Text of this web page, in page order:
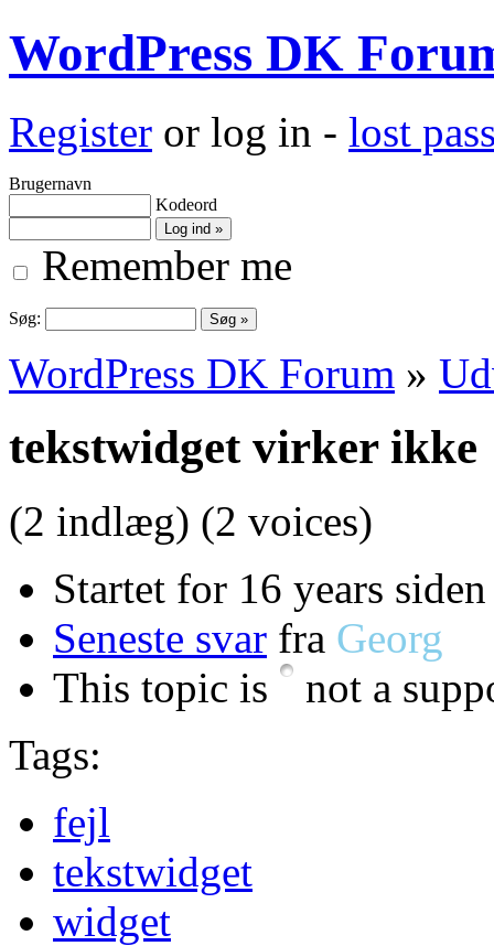
WordPress DK
Register or log in - lost
Brugernavn
Kodeord
Remember me
Søg:
WordPress DK Forum »
tekstwidget virker ikke
(2 indlæg) (2 voices)
Startet for 16 years
Seneste svar fra Georg
This topic is
not a
Tags:
fejl
tekstwidget
widget